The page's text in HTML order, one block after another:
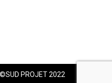
PROJET 2022